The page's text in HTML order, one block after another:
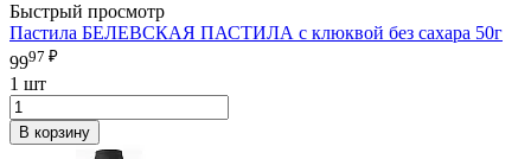
Быстрый просмотр
Пастила БЕЛЕВСКАЯ ПАСТИЛА с клюквой без сахара 50г
9997 ₽
1 шт
В корзину